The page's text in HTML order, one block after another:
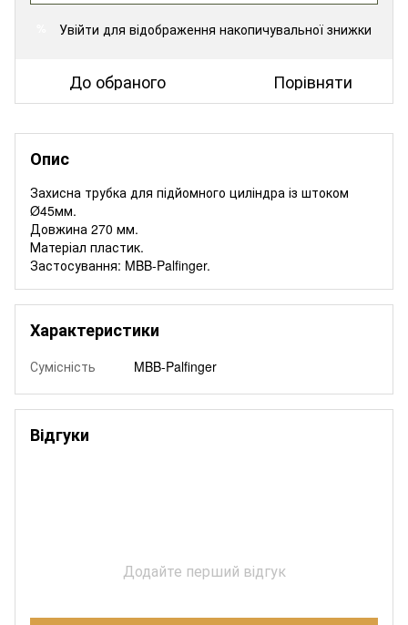
Увійти для відображення накопичувальної знижки
До обраного Порівняти
Опис
Захисна трубка для підйомного циліндра із штоком
Ø45мм.
Довжина 270 мм.
Матеріал пластик.
Застосування: MBB-Palfinger.
Характеристики
Сумісність MBB-Palfinger
Відгуки
Додайте перший відгук